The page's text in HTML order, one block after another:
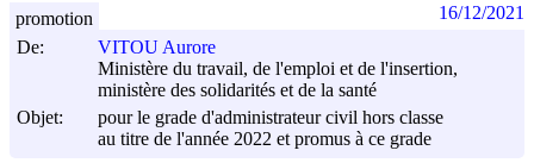
De:
VITOU Aurore
Ministère du travail, de l'emploi et de l'insertion,
ministère des solidarités et de la santé
Objet:
pour le grade d'administrateur civil hors classe
au titre de l'année 2022 et promus à ce grade
promotion 16/12/2021